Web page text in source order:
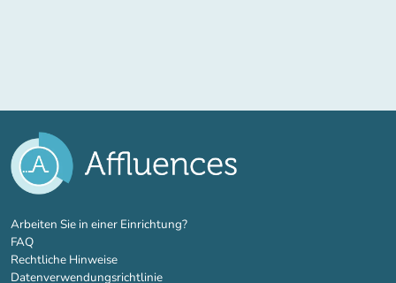
Arbeiten Sie in einer Einrichtung?(new tab)
FAQ
Rechtliche Hinweise
Datenverwendungsrichtlinie